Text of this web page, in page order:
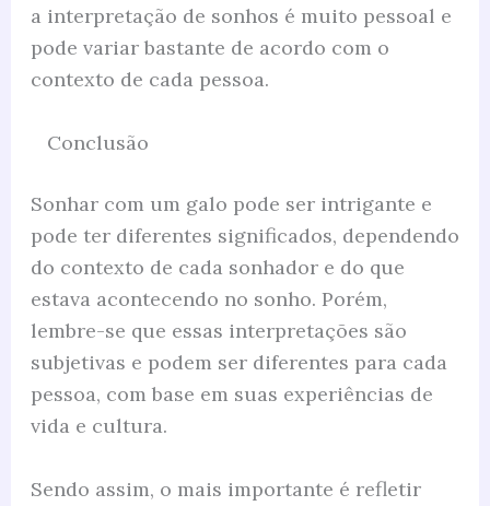
a interpretação de sonhos é muito pessoal e
pode variar bastante de acordo com o
contexto de cada pessoa.
Conclusão
Sonhar com um galo pode ser intrigante e
pode ter diferentes significados, dependendo
do contexto de cada sonhador e do que
estava acontecendo no sonho. Porém,
lembre-se que essas interpretações são
subjetivas e podem ser diferentes para cada
pessoa, com base em suas experiências de
vida e cultura.
Sendo assim, o mais importante é refletir